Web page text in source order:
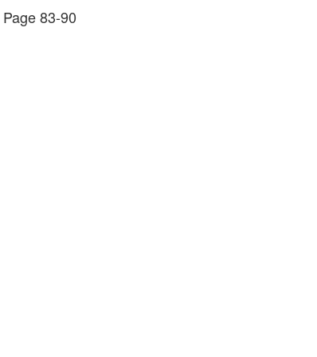
Page 83-90